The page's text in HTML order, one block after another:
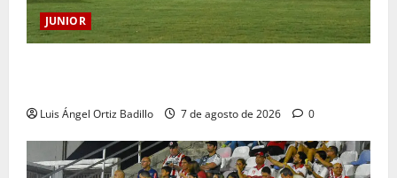
JUNIOR
Luis Ángel Ortiz Badillo 7 de agosto de 2026 0